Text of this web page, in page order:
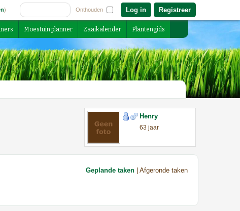
) Onthouden Registreer
Moestuin planner Zaaikalender Plantengids
Henry
63 jaar
Geplande taken| Afgeronde taken